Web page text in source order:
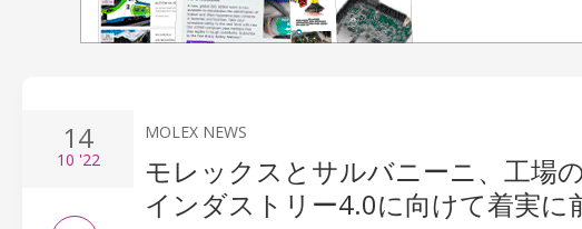
14
10 '22
MOLEX NEWS
モレックスとサルバニーニ、工場
インダストリー4.0に向けて着実に